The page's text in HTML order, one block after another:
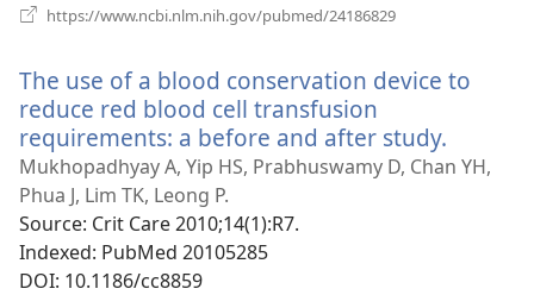
https://www.ncbi.nlm.nih.gov/pubmed/24186829
вікні)
The use of a blood conservation device to
reduce red blood cell transfusion
requirements: a before and after study.
у
Mukhopadhyay A, Yip HS, Prabhuswamy D, Chan YH,
Phua J, Lim TK, Leong P.
Source‎: Crit Care 2010;14(1):R7.
Indexed‎: PubMed 20105285
DOI‎: 10.1186/cc8859